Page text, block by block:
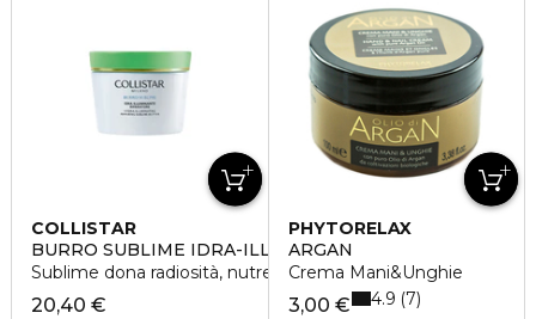
COLLISTAR
BURRO SUBLIME IDRA-ILLUMINANTE RIPARATORE
Sublime dona radiosità, nutre e idrata oltre 72h
20,40 €
PHYTORELAX
ARGAN
Crema Mani&Unghie
3,00 €
4.9 7